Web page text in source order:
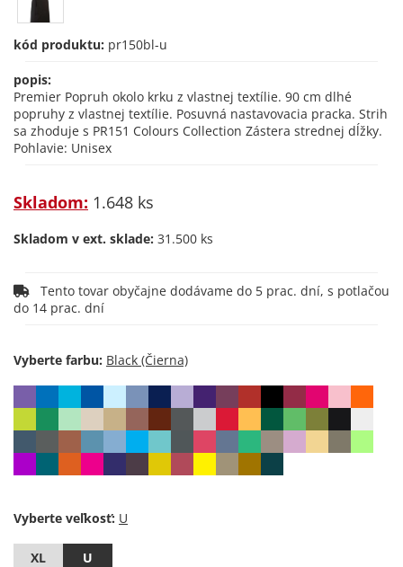
kód produktu: pr150bl-u
popis:
Premier Popruh okolo krku z vlastnej textílie. 90 cm dlhé
popruhy z vlastnej textílie. Posuvná nastavovacia pracka. Strih
sa zhoduje s PR151 Colours Collection Zástera strednej dĺžky.
Pohlavie: Unisex
Skladom: 1.648 ks
Skladom v ext. sklade: 31.500 ks
do 14 prac. dní
Vyberte farbu:
Vyberte veľkosť:
XL U